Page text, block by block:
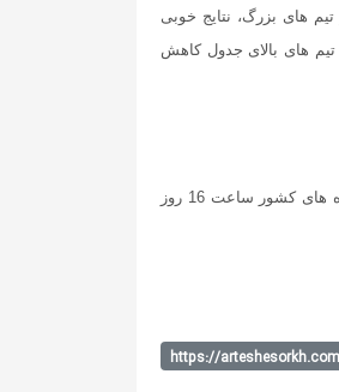
های بزرگ، نتایج خوبی
خود را با تیم های بالای جدول کاهش
دیدار تیم های فوتبال پرسپولیس و مقاومت شهید سپاسی شیراز در چارچوب هفته سی ام رقابت های لیگ برتر باشگاه های کشور ساعت 16 روز